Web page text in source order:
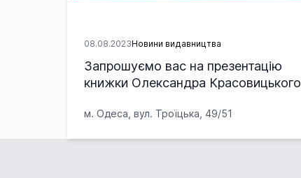
08.08.2023Новини видавництва
Запрошуємо вас на презентацію
книжки Олександра Красовицького
м. Одеса, вул. Троїцька, 49/51